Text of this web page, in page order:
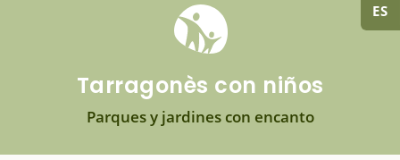
ES
Tarragonès con niños
Parques y jardines con encanto